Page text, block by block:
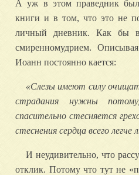
А уж в этом праведник
книги и в том, что это не
личный дневник. Как бы
смиренномудрием.
Иоанн постоянно кается:
«Слезы имеют силу
страдания
нужны потому
спасительно стесняется
стеснения сердца всего легче
И неудивительно, что
отклик. Потому что тут не